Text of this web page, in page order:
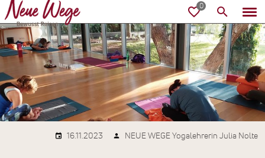
16.11.2023 NEUE WEGE Yogalehrerin Julia Nolte